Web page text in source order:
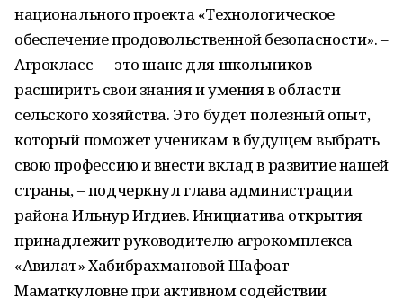
национального проекта «Технологическое
обеспечение продовольственной безопасности». –
Агрокласс — это шанс для школьников
расширить свои знания и умения в области
сельского хозяйства. Это будет полезный опыт,
который поможет ученикам в будущем выбрать
свою профессию и внести вклад в развитие нашей
страны, – подчеркнул глава администрации
района Ильнур Игдиев. Инициатива открытия
принадлежит руководителю агрокомплекса
«Авилат» Хабибрахмановой Шафоат
Маматкуловне при активном содействии